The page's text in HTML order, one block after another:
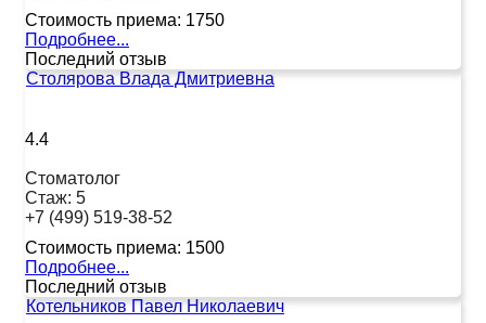
Стоимость приема: 1750
Подробнее...
Последний отзыв
Столярова Влада Дмитриевна
4.4
Стоматолог
Стаж: 5
+7 (499) 519-38-52
Стоимость приема: 1500
Подробнее...
Последний отзыв
Котельников Павел Николаевич